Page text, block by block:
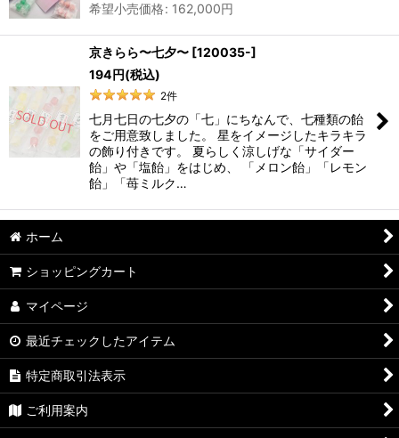
希望小売価格: 162,000円
京きらら〜七夕〜 [120035-]
194円(税込)
2件
七月七日の七夕の「七」にちなんで、七種類の飴
をご用意致しました。 星をイメージしたキラキラ
の飾り付きです。 夏らしく涼しげな「サイダー
飴」や「塩飴」をはじめ、 「メロン飴」「レモン
飴」「苺ミルク…
ホーム
ショッピングカート
マイページ
最近チェックしたアイテム
特定商取引法表示
ご利用案内